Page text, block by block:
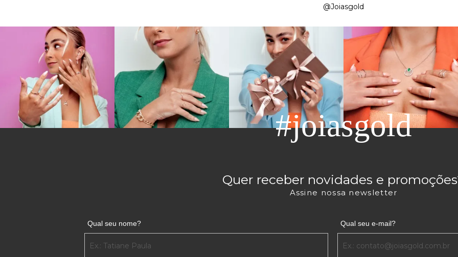
@Joiasgold
#joiasgold
Quer receber novidades e
Assine nossa newsletter
Qual seu nome? Qual seu e-mail?